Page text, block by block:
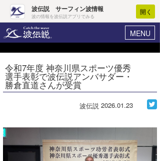
波伝説 サーフィン波情報
波の情報を波伝説アプリでみる
開く
MENU
ヘルプ マイホーム
ログイン
波予想ツール
気象情報
令和7年度 神奈川県スポーツ優秀
選手表彰で波伝説アンバサダー・
勝倉直道さんが受賞
波伝説 2026.01.23
Core Surf Japan
コンテスト
ファッション/グッズ
アート＆エンタメ
コラム